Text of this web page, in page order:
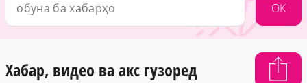
OK
Хабар, видео ва акс гузоред